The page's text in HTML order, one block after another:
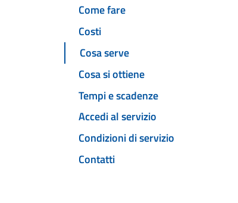
Come fare
Costi
Cosa serve
Cosa si ottiene
Tempi e scadenze
Accedi al servizio
Condizioni di servizio
Contatti